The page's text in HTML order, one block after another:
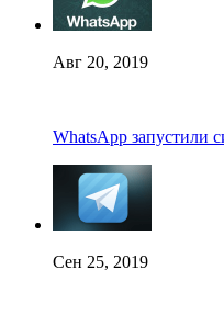
Авг 20, 2019
WhatsApp запустили
Сен 25, 2019